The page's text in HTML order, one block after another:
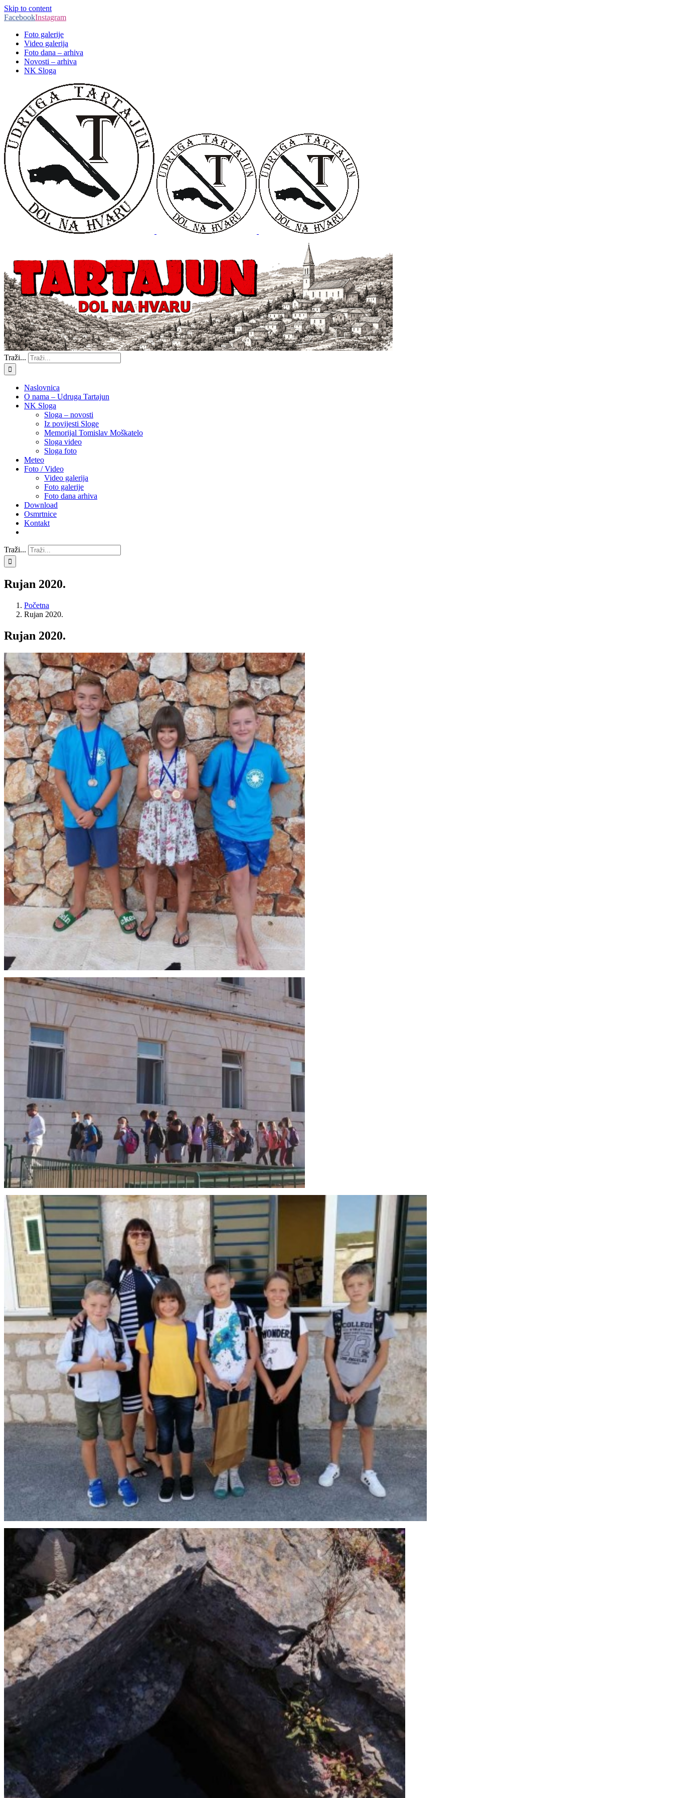
Skip to content
FacebookInstagram
Foto galerije
Video galerija
Foto dana – arhiva
Novosti – arhiva
NK Sloga
Traži...
Naslovnica
O nama – Udruga Tartajun
NK Sloga
Sloga – novosti
Iz povijesti Sloge
Memorijal Tomislav Moškatelo
Sloga video
Sloga foto
Meteo
Foto / Video
Video galerija
Foto galerije
Foto dana arhiva
Download
Osmrtnice
Kontakt
Traži...
Rujan 2020.
Početna
Rujan 2020.
Rujan 2020.